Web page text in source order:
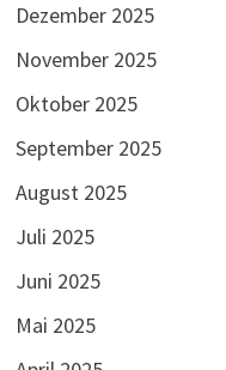
Dezember 2025
November 2025
Oktober 2025
September 2025
August 2025
Juli 2025
Juni 2025
Mai 2025